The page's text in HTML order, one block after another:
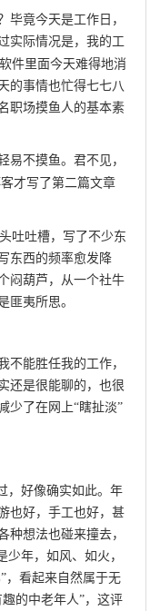
毕竟今天是工作日，
实际情况是，我的工
软件里面今天难得地消
的事情也忙得七七八
职场摸鱼人的基本素
易不摸鱼。君不见，
才写了第二篇文章
吐吐槽，写了不少东
东西的频率愈发降
闷葫芦，从一个社牛
匪夷所思。
不能胜任我的工作，
还是很能聊的，也很
少了在网上“瞎扯淡”
，好像确实如此。年
也好，手工也好，甚
种想法也碰来撞去，
少年，如风、如火，
，看起来自然属于无
的中老年人”，这评